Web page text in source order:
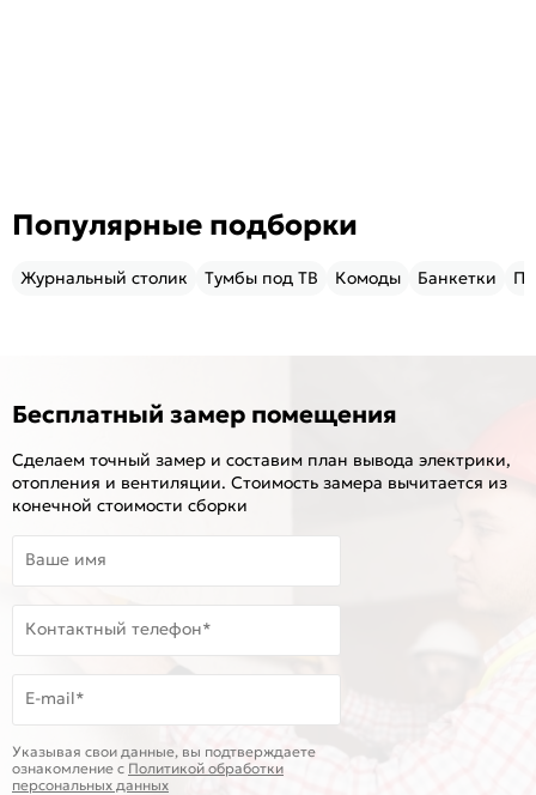
Популярные подборки
Журнальный столик Тумбы под ТВ Комоды Банкетки
Бесплатный замер помещения
Сделаем точный замер и составим план вывода электрики,
отопления и вентиляции. Стоимость замера вычитается из
конечной стоимости сборки
Ваше имя
Контактный телефон*
E-mail*
Указывая свои данные, вы подтверждаете
ознакомление c Политикой обработки
персональных данных